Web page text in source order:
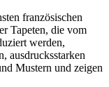
französischen
Tapeten, die vom
werden,
ausdrucksstarken
Mustern und zeigen